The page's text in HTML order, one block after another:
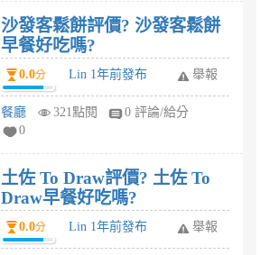
沙發客鬆餅評價? 沙發客鬆餅
早餐好吃嗎?
0.0分 Lin 1年前發布 舉報
餐廳 321點閱
0 評論/給分
0
土佐 To Draw評價? 土佐 To
Draw早餐好吃嗎?
0.0分 Lin 1年前發布 舉報